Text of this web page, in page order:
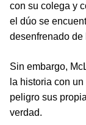
con su colega y
el dúo se
desenfrenado de
Sin embargo,
la historia con
peligro sus
verdad.